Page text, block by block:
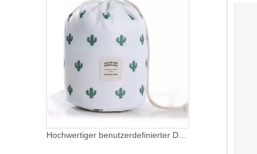
Hochwertiger benutzerdefinierter Druck Faule Kordelzug Kosmetik Make-up Tasche Weiche wasserdichte Reise Kosmetik Kulturbeutel